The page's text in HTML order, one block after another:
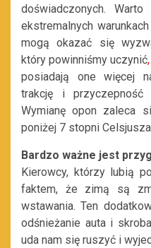
doświadczonych.
ekstremalnych
mogą okazać się
który powinniśmy uczynić,
posiadają one więcej
trakcję i przyczepność
Wymianę opon zaleca
poniżej 7 stopni
Bardzo ważne jest
Kierowcy, którzy lubią
faktem, że zimą są
wstawania. Ten
odśnieżanie auta i
uda nam się ruszyć i